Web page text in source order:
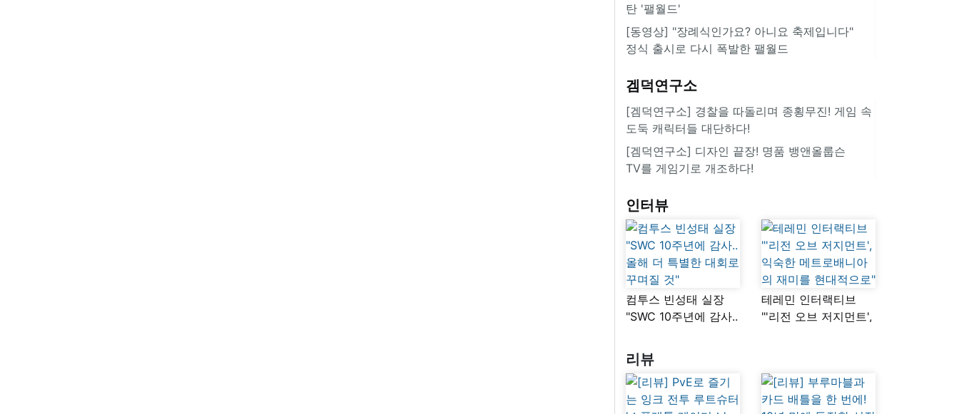
탄 '팰월드'
[동영상] "장례식인가요? 아니요 축제입니다"
정식 출시로 다시 폭발한 팰월드
겜덕연구소
[겜덕연구소] 경찰을 따돌리며 종횡무진! 게임 속
도둑 캐릭터들 대단하다!
[겜덕연구소] 디자인 끝장! 명품 뱅앤올룹슨
TV를 게임기로 개조하다!
인터뷰
컴투스 빈성태 실장
"SWC 10주년에 감사..
꾸며질 것"
테레민 인터랙티브
"'리전 오브 저지먼트',
리뷰